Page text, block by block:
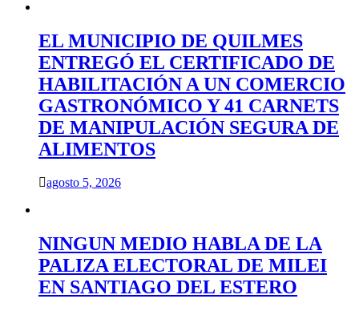
EL MUNICIPIO DE QUILMES
ENTREGÓ EL CERTIFICADO DE
HABILITACIÓN A UN COMERCIO
GASTRONÓMICO Y 41 CARNETS
DE MANIPULACIÓN SEGURA DE
ALIMENTOS
agosto 5, 2026
NINGUN MEDIO HABLA DE LA
PALIZA ELECTORAL DE MILEI
EN SANTIAGO DEL ESTERO